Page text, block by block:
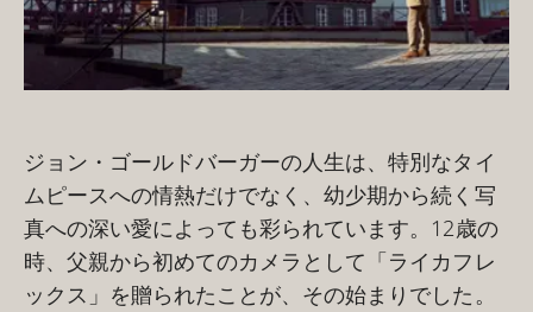
ジョン・ゴールドバーガーの人生は、特別なタイ
ムピースへの情熱だけでなく、幼少期から続く写
真への深い愛によっても彩られています。12歳の
時、父親から初めてのカメラとして「ライカフレ
ックス」を贈られたことが、その始まりでした。